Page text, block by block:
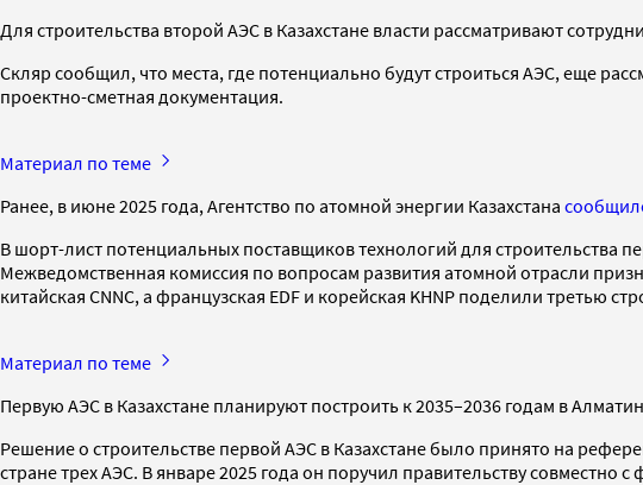
Для строительства второй АЭС в Казахстане власти рассматривают
Скляр сообщил, что места, где потенциально будут строиться АЭС, еще
проектно-сметная документация.
Материал по теме
Ранее, в июне 2025 года, Агентство по атомной энергии Казахстана
В шорт-лист потенциальных поставщиков технологий для строительства
Межведомственная комиссия по вопросам развития атомной отрасли
китайская CNNC, а французская EDF и корейская KHNP поделили третью
Материал по теме
Первую АЭС в Казахстане планируют построить к 2035–2036 годам в
Решение о строительстве первой АЭС в Казахстане было принято на
стране трех АЭС. В январе 2025 года он поручил правительству